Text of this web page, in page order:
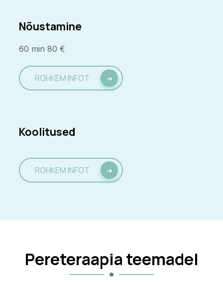
Nõustamine
60 min 80 €
ROHKEM INFOT
Koolitused
ROHKEM INFOT
Pereteraapia teemadel